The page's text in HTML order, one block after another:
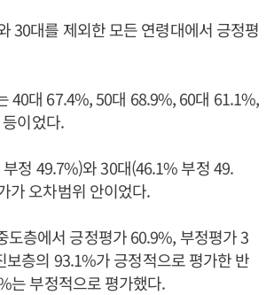
30대를 제외한 모든 연령대에서 긍정평
40대 67.4%, 50대 68.9%, 60대 61.1%,
이었다.
정 49.7%)와 30대(46.1% 부정 49.
가 오차범위 안이었다.
도층에서 긍정평가 60.9%, 부정평가 3
보층의 93.1%가 긍정적으로 평가한 반
는 부정적으로 평가했다.